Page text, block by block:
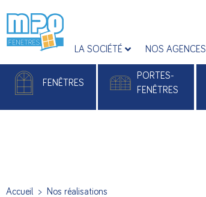
LA SOCIÉTÉ NOS AGENCES
FENÊTRES
PORTES-
FENÊTRES
Accueil > Nos réalisations